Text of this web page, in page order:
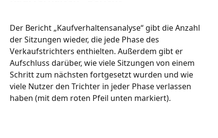
Der Bericht „Kaufverhaltensanalyse“ gibt die Anzahl
der Sitzungen wieder, die jede Phase des
Verkaufstrichters enthielten. Außerdem gibt er
Aufschluss darüber, wie viele Sitzungen von einem
Schritt zum nächsten fortgesetzt wurden und wie
viele Nutzer den Trichter in jeder Phase verlassen
haben (mit dem roten Pfeil unten markiert).